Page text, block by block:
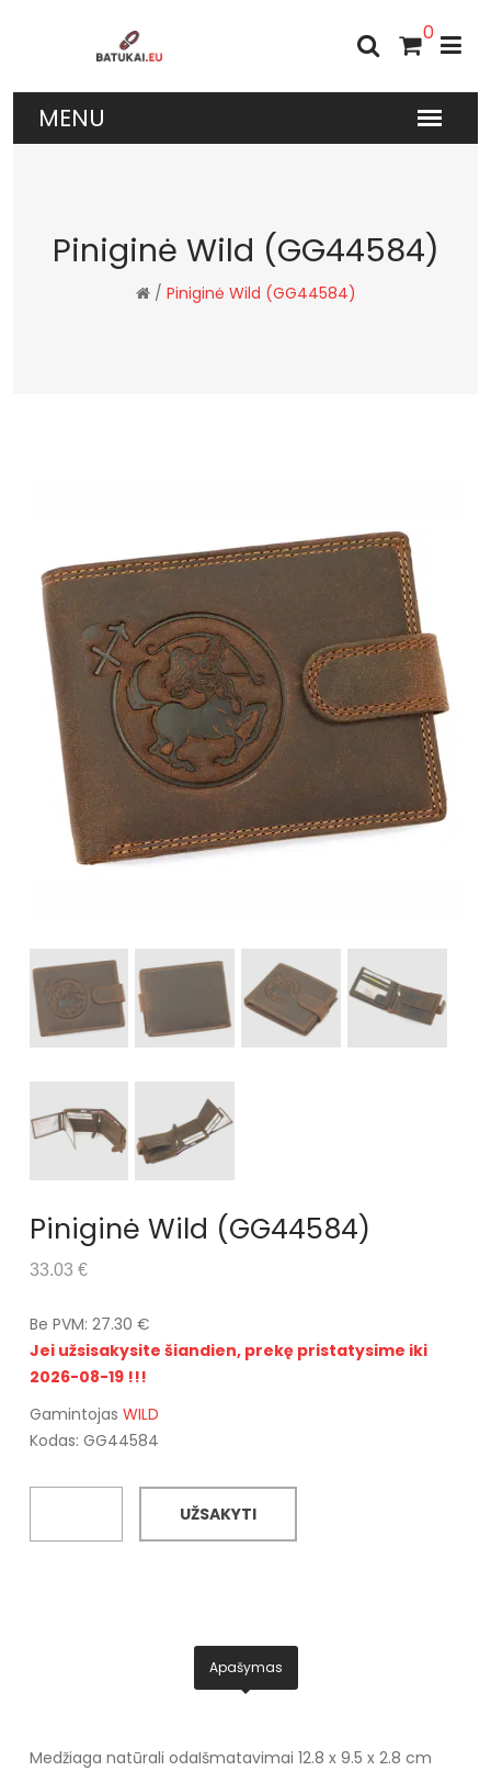
0
Piniginė Wild (GG44584)
/ Piniginė Wild (GG44584)
Piniginė Wild (GG44584)
33.03 €
Be PVM: 27.30 €
Jei užsisakysite šiandien, prekę pristatysime iki
2026-08-19 !!!
Gamintojas WILD
Kodas: GG44584
UŽSAKYTI
Apašymas
Medžiaga natūrali odaIšmatavimai 12.8 x 9.5 x 2.8 cm